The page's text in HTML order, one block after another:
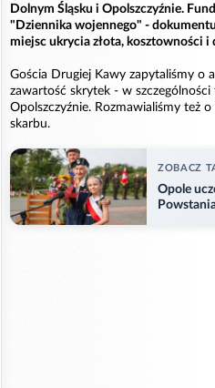
Dolnym Śląsku i Opolszczyźnie.
"Dziennika wojennego" -
miejsc ukrycia złota, kosztowności i
Gościa Drugiej Kawy zapytaliśmy o
zawartość skrytek - w szczególności
Opolszczyźnie. Rozmawialiśmy też
skarbu.
ZOBACZ
Opole